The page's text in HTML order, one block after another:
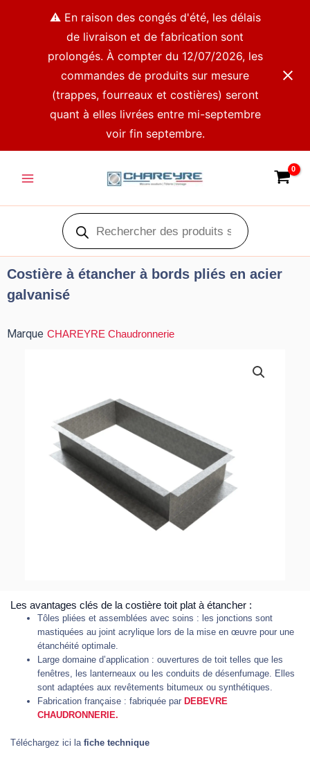
⚠️ En raison des congés d'été, les délais
de livraison et de fabrication sont
prolongés. À compter du 12/07/2026, les
commandes de produits sur mesure
(trappes, fourreaux et costières) seront
quant à elles livrées entre mi-septembre
voir fin septembre.
Recherche
de
produits
Costière à étancher à bords pliés en acier
galvanisé
Marque CHAREYRE Chaudronnerie
Les avantages clés de la costière toit plat à étancher :
Tôles pliées et assemblées avec soins : les jonctions sont
mastiquées au joint acrylique lors de la mise en œuvre pour une
étanchéité optimale.
Large domaine d’application : ouvertures de toit telles que les
fenêtres, les lanterneaux ou les conduits de désenfumage. Elles
sont adaptées aux revêtements bitumeux ou synthétiques.
Fabrication française : fabriquée par DEBEVRE
CHAUDRONNERIE.
Téléchargez ici la fiche technique